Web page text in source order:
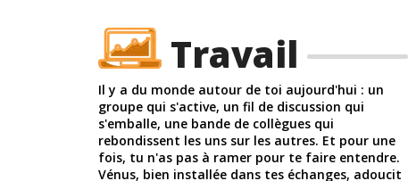
Travail
Il y a du monde autour de toi aujourd'hui : un
groupe qui s'active, un fil de discussion qui
s'emballe, une bande de collègues qui
rebondissent les uns sur les autres. Et pour une
fois, tu n'as pas à ramer pour te faire entendre.
Vénus, bien installée dans tes échanges, adoucit